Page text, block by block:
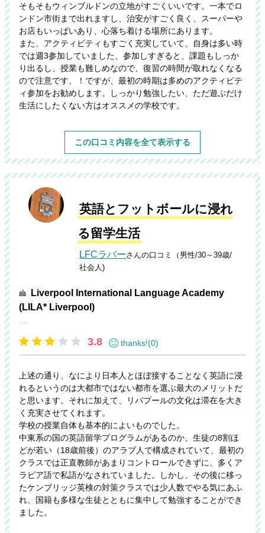
そもそもウィンブルドンの立地がすごくいいです。一本でロ
ンドン市街まで出れますし、治安がすごく良く、スーパーや
お店もいっぱいあり、心落ち着ける場所にあります。
また、アクティビティもすごく充実していて、自身は多い時
では週3参加していました、参加しすぎると、課題もしっか
り出るし、授業も難しめなので、復習の時間が取れなくなる
ので注意です、！ですが、最初の時期は多めのアクティビテ
ィ参加をお勧めします。しっかり勉強したい、ただ遊ぶだけ
生活にしたくない方はオススメの学校です。
この口コミ内容を全て表示する
英語とフットボールに浸れ
る留学生活
LFCラバーさんの口コミ（男性/30～39歳/
社会人)
Liverpool International Language Academy
(LILA* Liverpool)
3.8 thanks!(0)
上述の通り、なにより日本人とほぼ接することなく英語に浸
れるというのは大都市ではない都市を選ぶ最大のメリットだ
と思います。それに加えて、リバプールの文化は滞在を大き
く充実させてくれます。
学校の授業自体も基本的によいものでした。
中東系の国の英語留学プログラムがあるのか、生徒の8割ほ
どが若い（18歳前後）のアラブ人で構成されていて、最初の
クラスでは正直教師があまりコントロールできずに、多くア
ラビア語で私語がなされていました。しかし、その後に移っ
たケンブリッジ英検の対策クラスでは少人数でやる気にあふ
れ、国籍も多様な生徒とともに集中して勉強することができ
ました。